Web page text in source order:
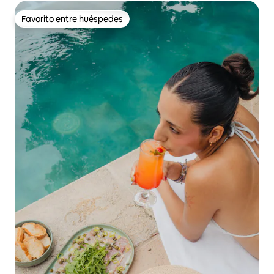
Favorito entre huéspedes
Favorito entre huéspedes